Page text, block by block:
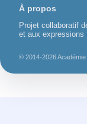
À propos
Projet collaboratif
et aux expressions
© 2014-2026